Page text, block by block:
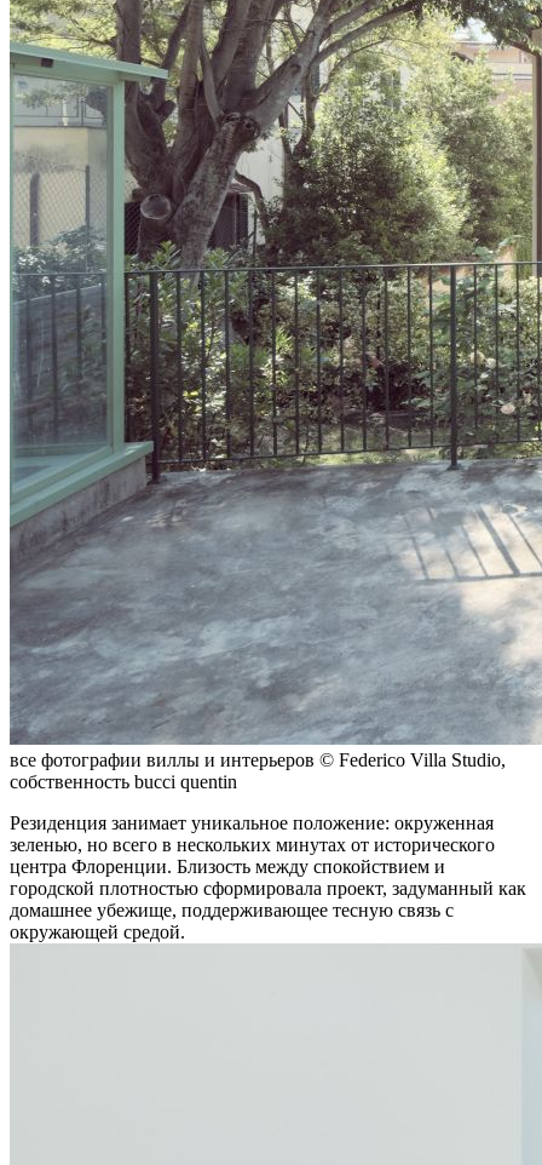
все фотографии виллы и интерьеров © Federico Villa Studio,
собственность bucci quentin
Резиденция занимает уникальное положение: окруженная
зеленью, но всего в нескольких минутах от исторического
центра Флоренции. Близость между спокойствием и
городской плотностью сформировала проект, задуманный как
домашнее убежище, поддерживающее тесную связь с
окружающей средой.